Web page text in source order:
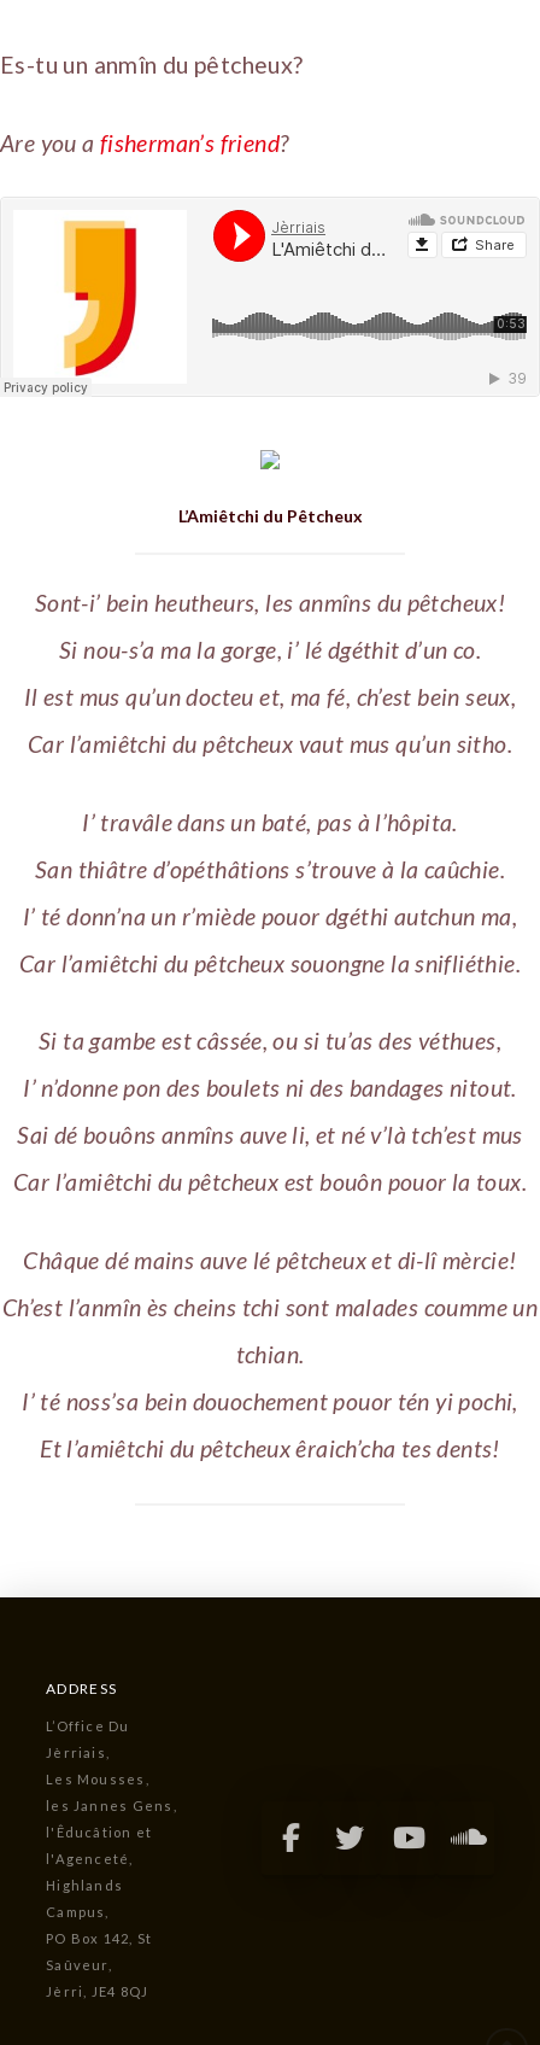
Es-tu un anmîn du pêtcheux?
Are you a fisherman’s friend?
L’Amiêtchi du Pêtcheux
Sont-i’ bein heutheurs, les anmîns du pêtcheux!
Si nou-s’a ma la gorge, i’ lé dgéthit d’un co.
Il est mus qu’un docteu et, ma fé, ch’est bein seux,
Car l’amiêtchi du pêtcheux vaut mus qu’un sitho.
I’ travâle dans un baté, pas à l’hôpita.
San thiâtre d’opéthâtions s’trouve à la caûchie.
I’ té donn’na un r’miède pouor dgéthi autchun ma,
Car l’amiêtchi du pêtcheux souongne la snifliéthie.
Si ta gambe est câssée, ou si tu’as des véthues,
I’ n’donne pon des boulets ni des bandages nitout.
Sai dé bouôns anmîns auve li, et né v’là tch’est mus
Car l’amiêtchi du pêtcheux est bouôn pouor la toux.
Châque dé mains auve lé pêtcheux et di-lî mèrcie!
Ch’est l’anmîn ès cheins tchi sont malades coumme un
tchian.
I’ té noss’sa bein douochement pouor tén yi pochi,
Et l’amiêtchi du pêtcheux êraich’cha tes dents!
ADDRESS
L’Office Du
Jèrriais,
Les Mousses,
les Jannes Gens,
l'Êducâtion et
l'Agenceté,
Highlands
Campus,
PO Box 142, St
Saûveur,
Jèrri, JE4 8QJ